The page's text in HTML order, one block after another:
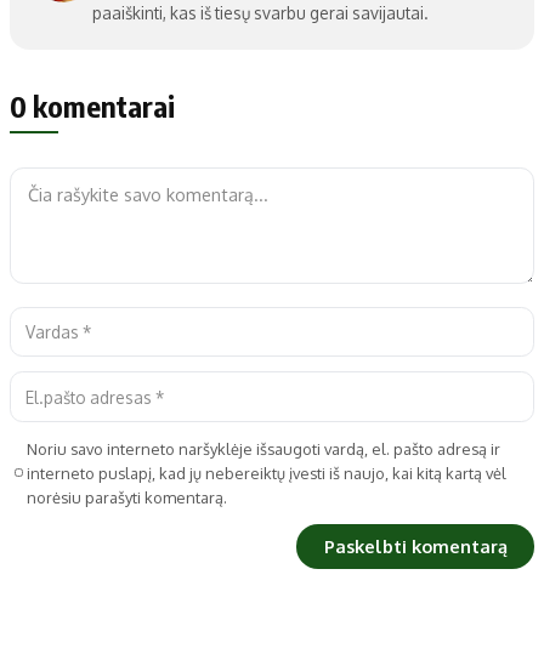
paaiškinti, kas iš tiesų svarbu gerai savijautai.
0 komentarai
Noriu savo interneto naršyklėje išsaugoti vardą, el. pašto adresą ir
interneto puslapį, kad jų nebereiktų įvesti iš naujo, kai kitą kartą vėl
norėsiu parašyti komentarą.